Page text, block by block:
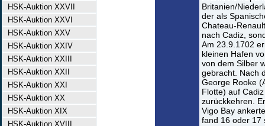
HSK-Auktion XXVII
HSK-Auktion XXVI
HSK-Auktion XXV
HSK-Auktion XXIV
HSK-Auktion XXIII
HSK-Auktion XXII
HSK-Auktion XXI
HSK-Auktion XX
HSK-Auktion XIX
HSK-Auktion XVIII
Britanien/
der als
Chateau-
nach Cadiz,
Am 23.9.1702
kleinen Hafen
von dem Silber
gebracht. Nach
George Rooke
Flotte) auf
zurückkehren.
Vigo Bay
fand 16 oder 17